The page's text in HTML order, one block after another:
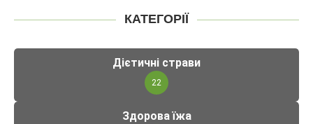
КАТЕГОРІЇ
Дієтичні страви
22
Здорова їжа